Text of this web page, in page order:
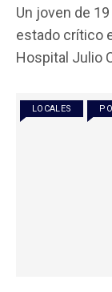
ce
b
o
k
tt
er
Un joven de
estado crítico
Hospital Julio
LOCALES